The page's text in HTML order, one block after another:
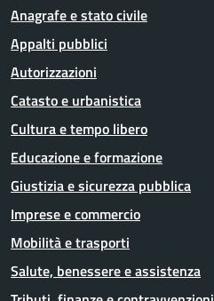
Anagrafe e stato civile
Appalti pubblici
Autorizzazioni
Catasto e urbanistica
Cultura e tempo libero
Educazione e formazione
Giustizia e sicurezza pubblica
Imprese e commercio
Mobilità e trasporti
Salute, benessere e assistenza